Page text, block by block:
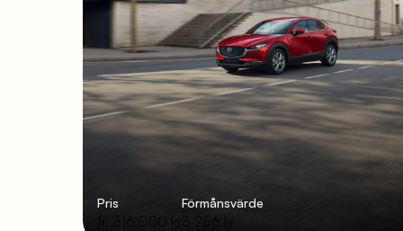
Pris Förmånsvärde